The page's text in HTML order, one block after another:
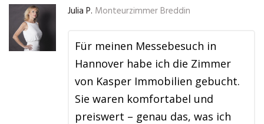
Julia P. Monteurzimmer Breddin
Für meinen Messebesuch in
Hannover habe ich die Zimmer
von Kasper Immobilien gebucht.
Sie waren komfortabel und
preiswert – genau das, was ich